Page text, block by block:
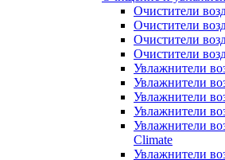
Очистители
Очистители
Очистители
Очистители
Увлажнители
Увлажнители
Увлажнители
Увлажнители
Увлажнители
Climate
Увлажнители